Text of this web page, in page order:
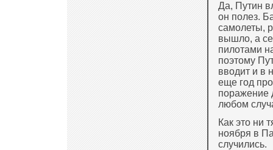
Да, Путин
он полез.
самолеты,
вышло, а
пилотами
поэтому
вводит и в
еще год
поражение
любом
Как это ни
ноября в
случились.